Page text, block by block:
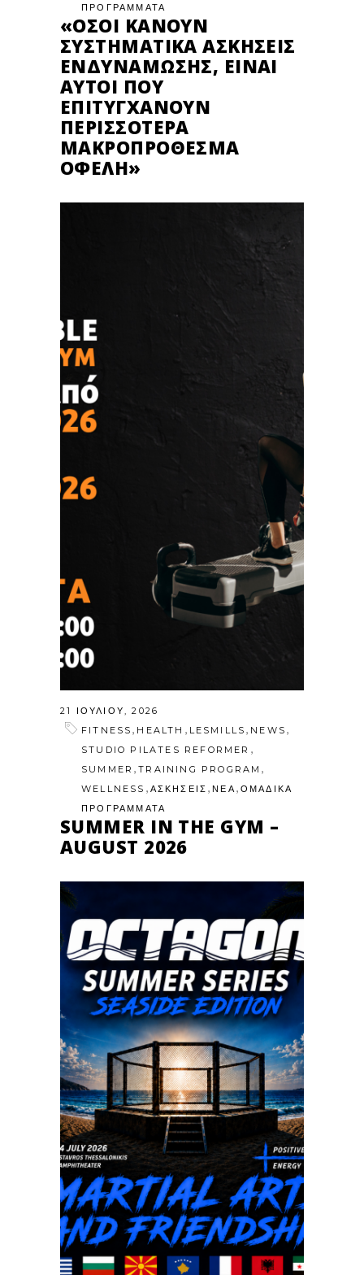
ΠΡΟΓΡΑΜΜΑΤΑ
«ΌΣΟΙ ΚΆΝΟΥΝ
ΣΥΣΤΗΜΑΤΙΚΆ ΑΣΚΉΣΕΙΣ
ΕΝΔΥΝΆΜΩΣΗΣ, ΕΊΝΑΙ
ΑΥΤΟΊ ΠΟΥ
ΕΠΙΤΥΓΧΆΝΟΥΝ
ΠΕΡΙΣΣΌΤΕΡΑ
ΜΑΚΡΟΠΡΌΘΕΣΜΑ
ΟΦΈΛΗ»
21 ΙΟΥΛΊΟΥ, 2026
FITNESS , HEALTH , LESMILLS , NEWS ,
STUDIO PILATES REFORMER ,
SUMMER ,TRAINING PROGRAM ,
WELLNESS , ΑΣΚΗΣΕΙΣ ,ΝΕΑ , ΟΜΑΔΙΚΑ
ΠΡΟΓΡΑΜΜΑΤΑ
SUMMER IN THE GYM –
AUGUST 2026